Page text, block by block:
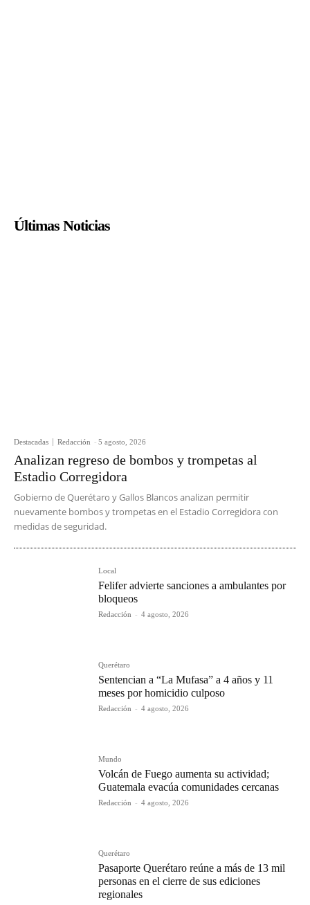
Últimas Noticias
Destacadas Redacción - 5 agosto, 2026
Analizan regreso de bombos y trompetas al
Estadio Corregidora
Gobierno de Querétaro y Gallos Blancos analizan permitir
nuevamente bombos y trompetas en el Estadio Corregidora con
medidas de seguridad.
Local
Felifer advierte sanciones a ambulantes por
bloqueos
Redacción - 4 agosto, 2026
Querétaro
Sentencian a “La Mufasa” a 4 años y 11
meses por homicidio culposo
Redacción - 4 agosto, 2026
Mundo
Volcán de Fuego aumenta su actividad;
Guatemala evacúa comunidades cercanas
Redacción - 4 agosto, 2026
Querétaro
Pasaporte Querétaro reúne a más de 13 mil
personas en el cierre de sus ediciones
regionales